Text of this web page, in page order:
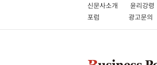
신문사소개 윤리강
포럼
광고문의